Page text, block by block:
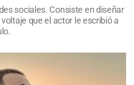
sociales. Consiste en diseñar
que el actor le escribió a